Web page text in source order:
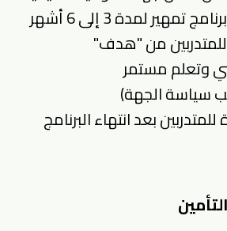
لمدة 3 إلى 6 أشهر
من "هدف"
وتعلم مستمر
سياسة الجهة)
بعد انتهاء البرنامج